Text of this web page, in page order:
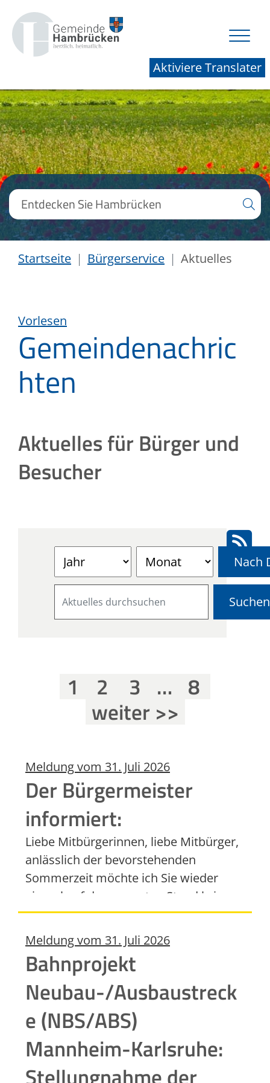
Aktiviere Translater
Startseite Bürgerservice Aktuelles
Vorlesen
Gemeindenachric
hten
Aktuelles für Bürger und
Besucher
Nach
1 2 3 … 8
weiter >>
Meldung vom 31. Juli 2026
Der Bürgermeister
informiert:
Liebe Mitbürgerinnen, liebe Mitbürger,
anlässlich der bevorstehenden
Sommerzeit möchte ich Sie wieder
einmal auf den neuesten Stand bringen
und über aktuelle Entwicklungen
informieren. Hierbei begnüge ich mich
bewusst mit dem Blick auf unsere
Kommune, wenngleich es auf
Landkreis-, Landes-, Bundes- und
europäischer Ebene auch manches zu
sagen und zu schreiben gäbe. 1. Das
mit Abstand wichtigste Thema der
letzten Wochen und Monate betrifft
und bewegt uns als Hambrückerinnen
Meldung vom 31. Juli 2026
Bahnprojekt
Neubau-/Ausbaustreck
e (NBS/ABS)
Mannheim-Karlsruhe: